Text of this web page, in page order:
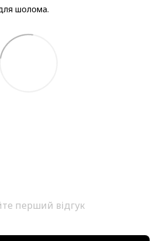
шолома.
перший відгук